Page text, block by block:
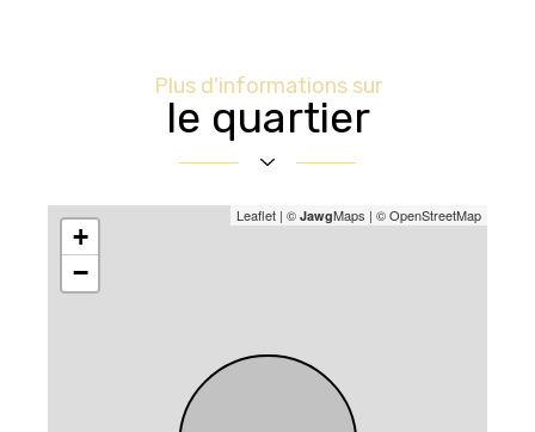
Plus d'informations sur
le quartier
+
−
Leaflet | © JawgMaps | © OpenStreetMap